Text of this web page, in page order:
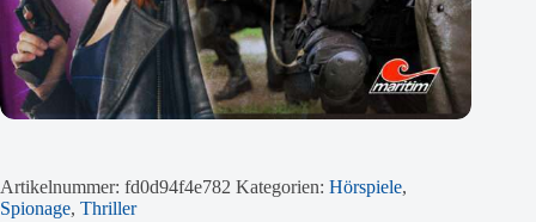
Artikelnummer: fd0d94f4e782 Kategorien: Hörspiele,
Spionage, Thriller